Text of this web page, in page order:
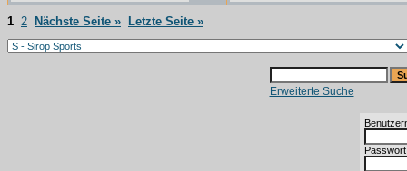
1 2 Nächste Seite » Letzte Seite »
Erweiterte Suche